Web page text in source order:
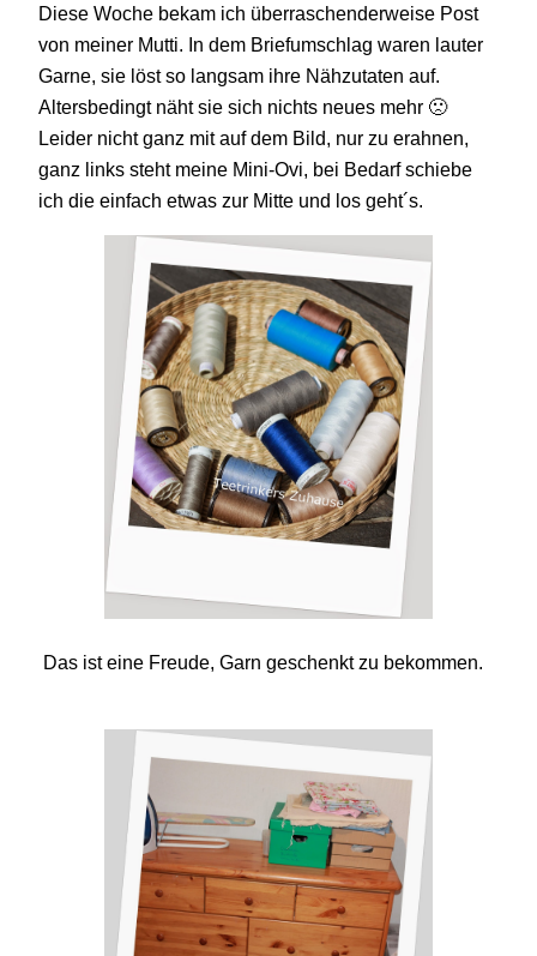
Diese Woche bekam ich überraschenderweise Post
von meiner Mutti. In dem Briefumschlag waren lauter
Garne, sie löst so langsam ihre Nähzutaten auf.
Altersbedingt näht sie sich nichts neues mehr 🙁
Leider nicht ganz mit auf dem Bild, nur zu erahnen,
ganz links steht meine Mini-Ovi, bei Bedarf schiebe
ich die einfach etwas zur Mitte und los geht´s.
Das ist eine Freude, Garn geschenkt zu bekommen.